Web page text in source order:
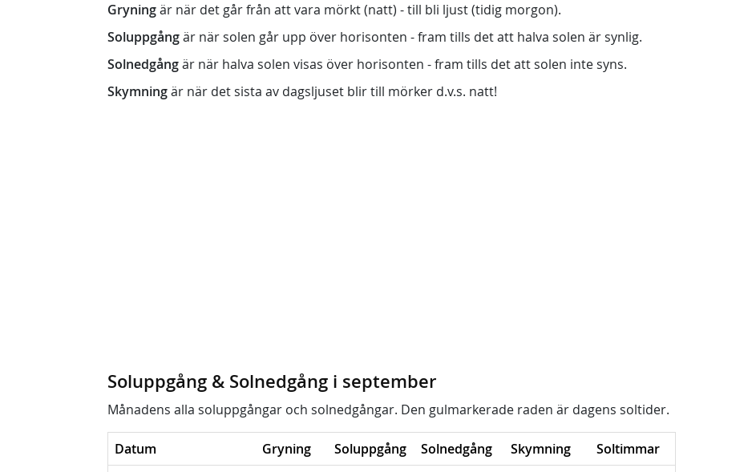
Gryningär när det går från att vara mörkt (natt) - till bli ljust (tidig morgon).
Soluppgångär när solen går upp över horisonten - fram tills det att halva solen är synlig.
Solnedgångär när halva solen visas över horisonten - fram tills det att solen inte syns.
Skymningär när det sista av dagsljuset blir till mörker d.v.s. natt!
Soluppgång & Solnedgång i september
Månadens alla soluppgångar och solnedgångar. Den gulmarkerade raden är dagens soltider.
Datum Gryning Soluppgång Solnedgång Skymning
Soltimmar